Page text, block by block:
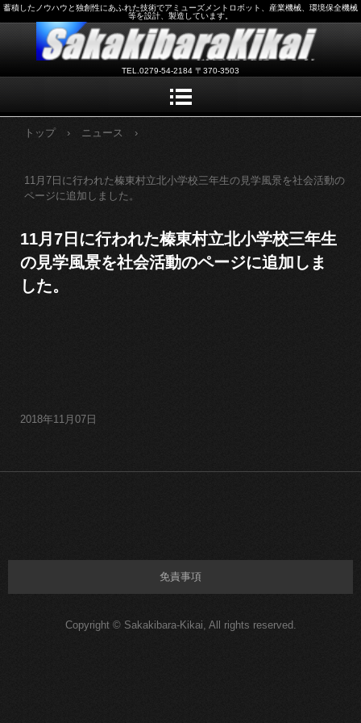
蓄積したノウハウと独創性にあふれた技術でアミューズメントロボット、産業機械、環境保全機械
等を設計、製造しています。
TEL.0279-54-2184 〒370-3503
トップ › ニュース ›
11月7日に行われた榛東村立北小学校三年生の見学風景を社会活動の
ページに追加しました。
11月7日に行われた榛東村立北小学校三年生
の見学風景を社会活動のページに追加しま
した。
2018年11月07日
免責事項
Copyright © Sakakibara-Kikai, All rights reserved.